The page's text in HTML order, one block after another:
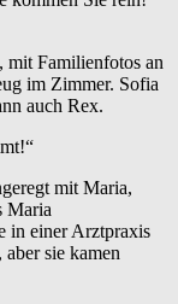
mit Familienfotos an
im Zimmer. Sofia
auch Rex.
mit Maria,
Maria
in einer Arztpraxis
sie kamen